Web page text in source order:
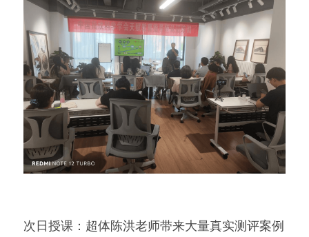
次日授课：超体陈洪老师带来大量真实测评案例